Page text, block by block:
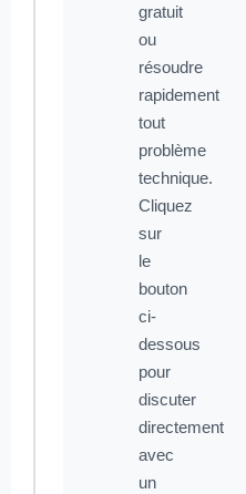
gratuit
ou
résoudre
rapidement
tout
problème
technique.
Cliquez
sur
le
bouton
ci-
dessous
pour
discuter
directement
avec
un